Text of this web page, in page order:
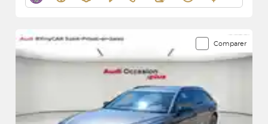
Comparer